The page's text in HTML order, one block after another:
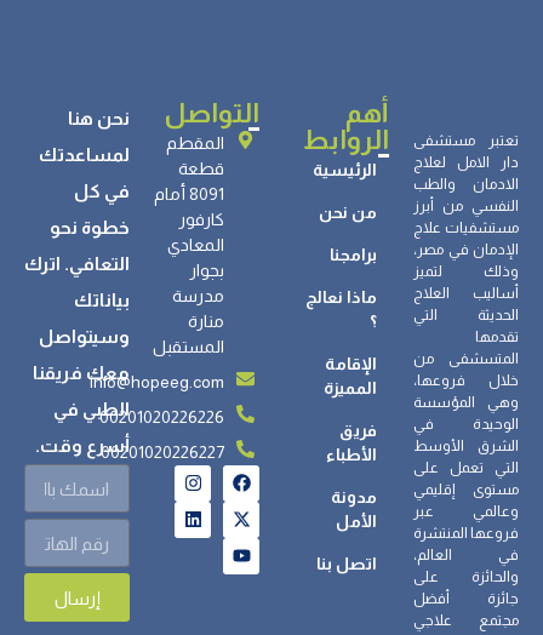
تعتبر مستشفى
دار الامل لعلاج
الادمان والطب
النفسي من أبرز
مستشفيات علاج
الإدمان في مصر،
وذلك لتميز
أساليب العلاج
الحديثة التي
تقدمها
المتسشفى من
خلال فروعها،
وهي المؤسسة
الوحيدة في
الشرق الأوسط
التي تعمل على
مستوى إقليمي
وعالمي عبر
فروعها المنتشرة
في العالم،
والحائزة على
جائزة أفضل
مجتمع علاجي
أهم
الروابط
الرئيسية
من نحن
برامجنا
ماذا نعالج
؟
الإقامة
المميزة
فريق
الأطباء
مدونة
الأمل
اتصل بنا
التواصل
المقطم
قطعة
8091 أمام
كارفور
المعادي
بجوار
مدرسة
منارة
المستقبل
info@hopeeg.com
00201020226226
00201020226227
نحن هنا
لمساعدتك
في كل
خطوة نحو
التعافي. اترك
بياناتك
وسيتواصل
معك فريقنا
الطبي في
أسرع وقت.
إرسال